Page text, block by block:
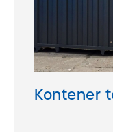
Kontener